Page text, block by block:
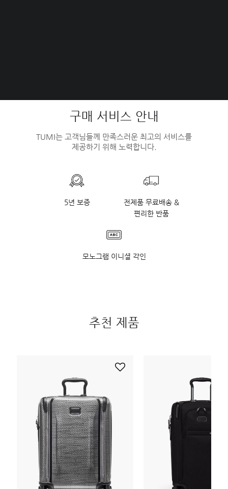
구매 서비스 안내
TUMI는 고객님들께 만족스러운 최고의 서비스를
제공하기 위해 노력합니다.
5년 보증
전제품 무료배송 &
편리한 반품
모노그램 이니셜 각인
추천 제품